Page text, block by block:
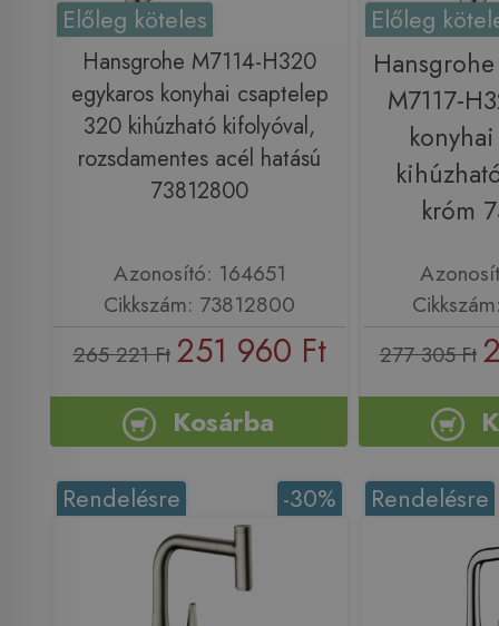
Előleg köteles
Hansgrohe M7114-H320
egykaros konyhai csaptelep
320 kihúzható kifolyóval,
rozsdamentes acél hatású
73812800
Azonosító: 164651
Cikkszám: 73812800
265 221 Ft 251 960 Ft
Kosárba
Előleg
M7117-
króm
277 305 Ft
-30%
Rendelésre Rendelésre